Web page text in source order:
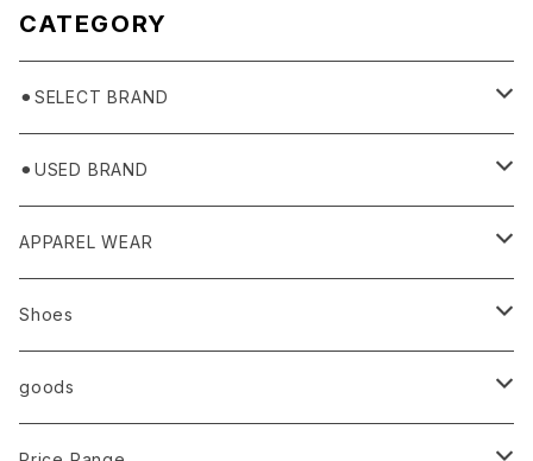
CATEGORY
⚫︎SELECT BRAND
BASICKS
HUMMEL 00
⚫︎USED BRAND
Domestic
Ancellm
AURALEE
Import
ANN DEMEULEMEESTER
ARMANI / EXCHANGE / JEANS
APPAREL WEAR
TOPS
T-SHIRTS (Tシャツ）
LSV (長袖Tシャツ）
OUTER
BLOUSON (ブルゾン）
Shoes
Sneaker
goods